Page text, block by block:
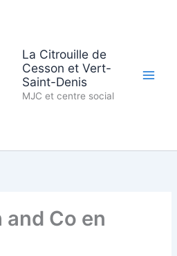
La Citrouille de
Cesson et Vert-
Saint-Denis
MJC et centre social
and Co en